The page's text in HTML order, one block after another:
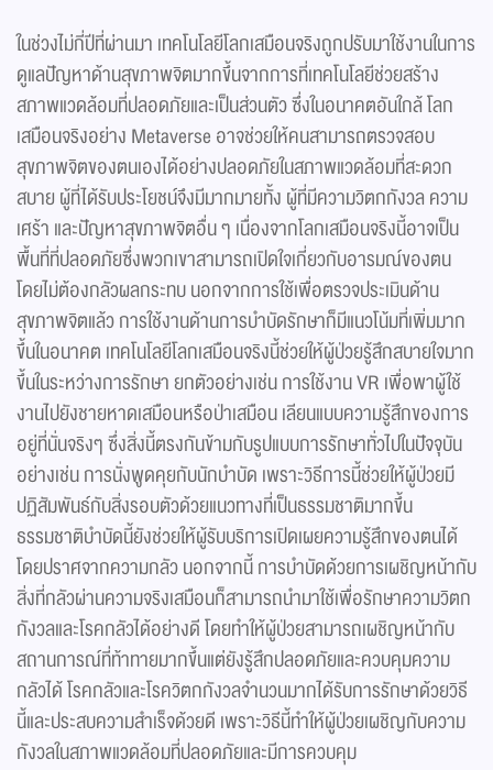
ในช่วงไม่กี่ปีที่ผ่านมา เทคโนโลยีโลกเสมือนจริงถูกปรับมาใช้งานในการ
ดูแลปัญหาด้านสุขภาพจิตมากขึ้นจากการที่เทคโนโลยีช่วยสร้าง
สภาพแวดล้อมที่ปลอดภัยและเป็นส่วนตัว ซึ่งในอนาคตอันใกล้ โลก
เสมือนจริงอย่าง Metaverse อาจช่วยให้คนสามารถตรวจสอบ
สุขภาพจิตของตนเองได้อย่างปลอดภัยในสภาพแวดล้อมที่สะดวก
สบาย ผู้ที่ได้รับประโยชน์จึงมีมากมายทั้ง ผู้ที่มีความวิตกกังวล ความ
เศร้า และปัญหาสุขภาพจิตอื่น ๆ เนื่องจากโลกเสมือนจริงนี้อาจเป็น
พื้นที่ที่ปลอดภัยซึ่งพวกเขาสามารถเปิดใจเกี่ยวกับอารมณ์ของตน
โดยไม่ต้องกลัวผลกระทบ นอกจากการใช้เพื่อตรวจประเมินด้าน
สุขภาพจิตแล้ว การใช้งานด้านการบำบัดรักษาก็มีแนวโน้มที่เพิ่มมาก
ขึ้นในอนาคต เทคโนโลยีโลกเสมือนจริงนี้ช่วยให้ผู้ป่วยรู้สึกสบายใจมาก
ขึ้นในระหว่างการรักษา ยกตัวอย่างเช่น การใช้งาน VR เพื่อพาผู้ใช้
งานไปยังชายหาดเสมือนหรือป่าเสมือน เลียนแบบความรู้สึกของการ
อยู่ที่นั่นจริงๆ ซึ่งสิ่งนี้ตรงกันข้ามกับรูปแบบการรักษาทั่วไปในปัจจุบัน
อย่างเช่น การนั่งพูดคุยกับนักบำบัด เพราะวิธีการนี้ช่วยให้ผู้ป่วยมี
ปฏิสัมพันธ์กับสิ่งรอบตัวด้วยแนวทางที่เป็นธรรมชาติมากขึ้น
ธรรมชาติบำบัดนี้ยังช่วยให้ผู้รับบริการเปิดเผยความรู้สึกของตนได้
โดยปราศจากความกลัว นอกจากนี้ การบำบัดด้วยการเผชิญหน้ากับ
สิ่งที่กลัวผ่านความจริงเสมือนก็สามารถนำมาใช้เพื่อรักษาความวิตก
กังวลและโรคกลัวได้อย่างดี โดยทำให้ผู้ป่วยสามารถเผชิญหน้ากับ
สถานการณ์ที่ท้าทายมากขึ้นแต่ยังรู้สึกปลอดภัยและควบคุมความ
กลัวได้ โรคกลัวและโรควิตกกังวลจำนวนมากได้รับการรักษาด้วยวิธี
นี้และประสบความสำเร็จด้วยดี เพราะวิธีนี้ทำให้ผู้ป่วยเผชิญกับความ
กังวลในสภาพแวดล้อมที่ปลอดภัยและมีการควบคุม